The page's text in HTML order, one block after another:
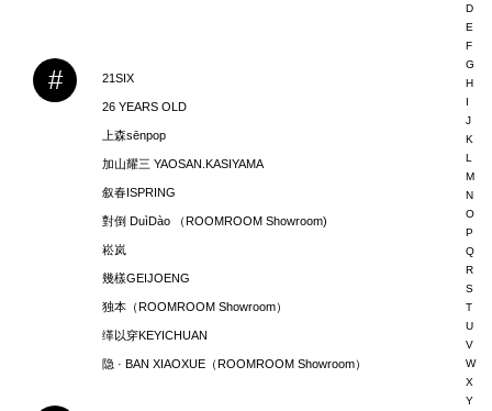
# 21SIX
26 YEARS OLD
上森sēnpop
加山耀三 YAOSAN.KASIYAMA
叙春ISPRING
對倒 DuìDào （ROOMROOM Showroom)
崧岚
幾樣GEIJOENG
独本（ROOMROOM Showroom）
缂以穿KEYICHUAN
隐 · BAN XIAOXUE（ROOMROOM Showroom）
D
E
F
G
H
I
J
K
L
M
N
O
P
Q
R
S
T
U
V
W
X
Y